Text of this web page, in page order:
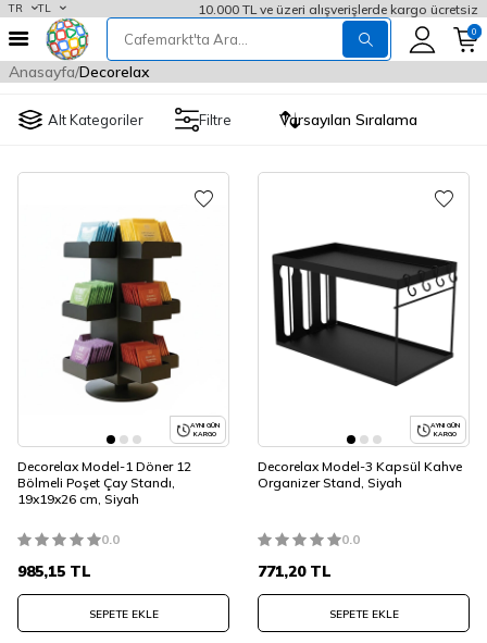
TR TL 10.000 TL ve üzeri alışverişlerde kargo ücretsiz
0
Anasayfa Decorelax
Alt Kategoriler Filtre
AYNI GÜN
KARGO
Decorelax Model-1 Döner 12
Bölmeli Poşet Çay Standı,
19x19x26 cm, Siyah
0.0
985,15 TL
SEPETE EKLE
AYNI GÜN
KARGO
Decorelax Model-3 Kapsül Kahve
Organizer Stand, Siyah
0.0
771,20TL
SEPETE EKLE